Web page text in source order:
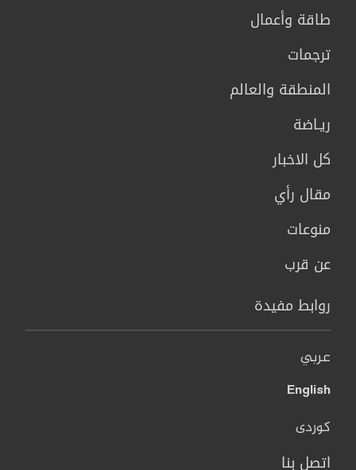
طاقة وأعمال
ترجمات
المنطقة والعالم
ريـاضة
كل الاخبار
مقال رأي
منوعات
عن قرب
روابط مفيدة
عربي
English
کوردی
اتصل بنا